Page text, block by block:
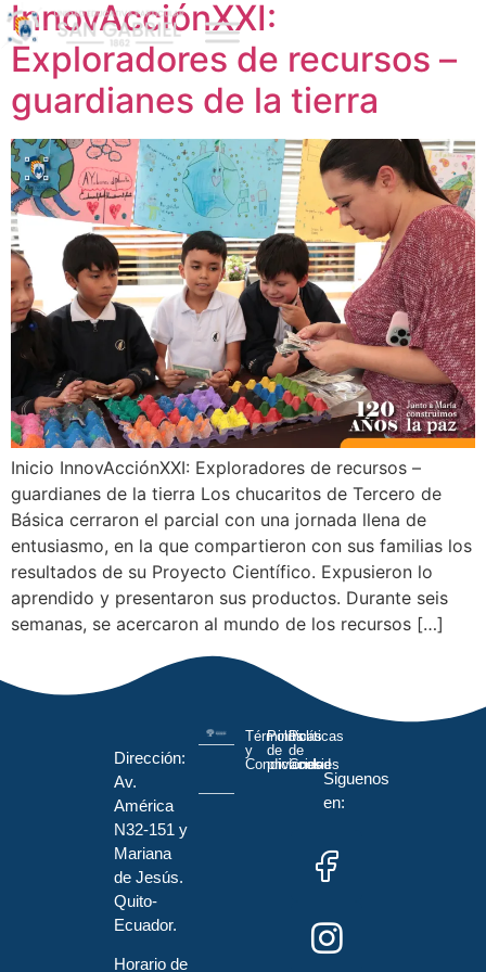
InnovAcciónXXI:
Exploradores de recursos –
guardianes de la tierra
Inicio InnovAcciónXXI: Exploradores de recursos –
guardianes de la tierra Los chucaritos de Tercero de
Básica cerraron el parcial con una jornada llena de
entusiasmo, en la que compartieron con sus familias los
resultados de su Proyecto Científico. Expusieron lo
aprendido y presentaron sus productos. Durante seis
semanas, se acercaron al mundo de los recursos […]
Dirección:
Av.
América
N32-151 y
Mariana
de Jesús.
Quito-
Ecuador.
Horario de
Términos
y
Condiciones
Políticas
de
privacidad
Políticas
de
Cookies
Siguenos
en: